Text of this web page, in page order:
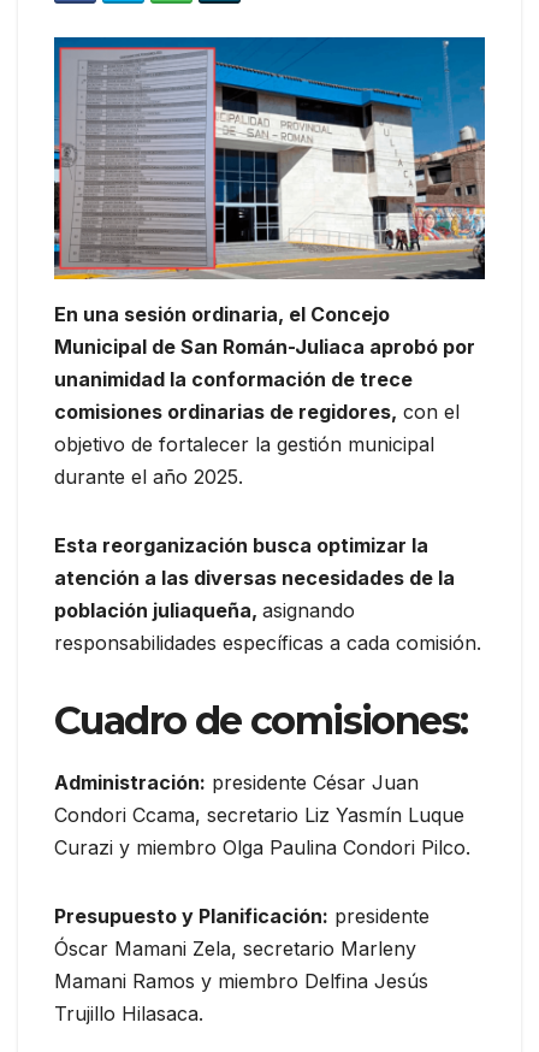
En una sesión ordinaria, el Concejo
Municipal de San Román-Juliaca aprobó por
unanimidad la conformación de trece
comisiones ordinarias de regidores, con el
objetivo de fortalecer la gestión municipal
durante el año 2025.
Esta reorganización busca optimizar la
atención a las diversas necesidades de la
población juliaqueña, asignando
responsabilidades específicas a cada comisión.
Cuadro de comisiones:
Administración: presidente César Juan
Condori Ccama, secretario Liz Yasmín Luque
Curazi y miembro Olga Paulina Condori Pilco.
Presupuesto y Planificación: presidente
Óscar Mamani Zela, secretario Marleny
Mamani Ramos y miembro Delfina Jesús
Trujillo Hilasaca.